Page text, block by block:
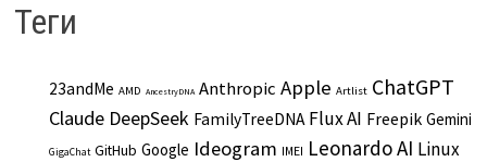
Теги
23andMe AMD AncestryDNA Anthropic Apple Artlist ChatGPT
Claude DeepSeek FamilyTreeDNA Flux AI Freepik Gemini
GigaChat GitHub Google Ideogram IMEI Leonardo AI Linux